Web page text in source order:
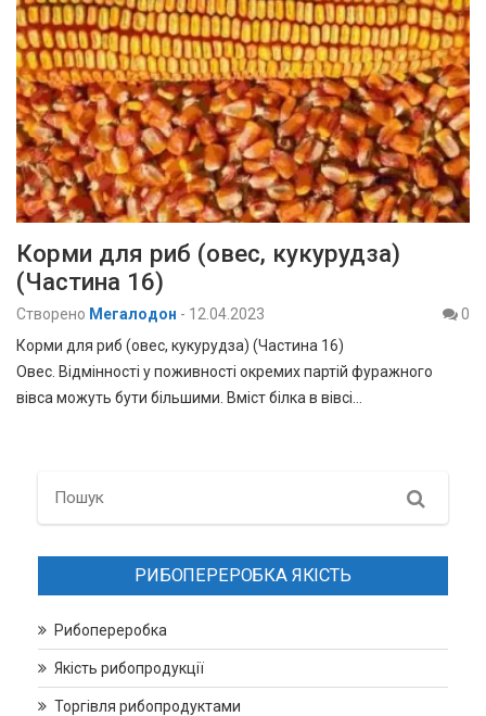
Корми для риб (овес, кукурудза)
(Частина 16)
Створено Мегалодон - 12.04.2023
0
Корми для риб (овес, кукурудза) (Частина 16)
Овес. Відмінності у поживності окремих партій фуражного
вівса можуть бути більшими. Вміст білка в вівсі…
Search
РИБОПЕРЕРОБКА ЯКІСТЬ
Рибопереробка
Якість рибопродукції
Торгівля рибопродуктами